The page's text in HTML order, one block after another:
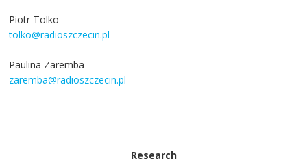
Piotr Tolko
tolko@radioszczecin.pl
Paulina Zaremba
zaremba@radioszczecin.pl
Research